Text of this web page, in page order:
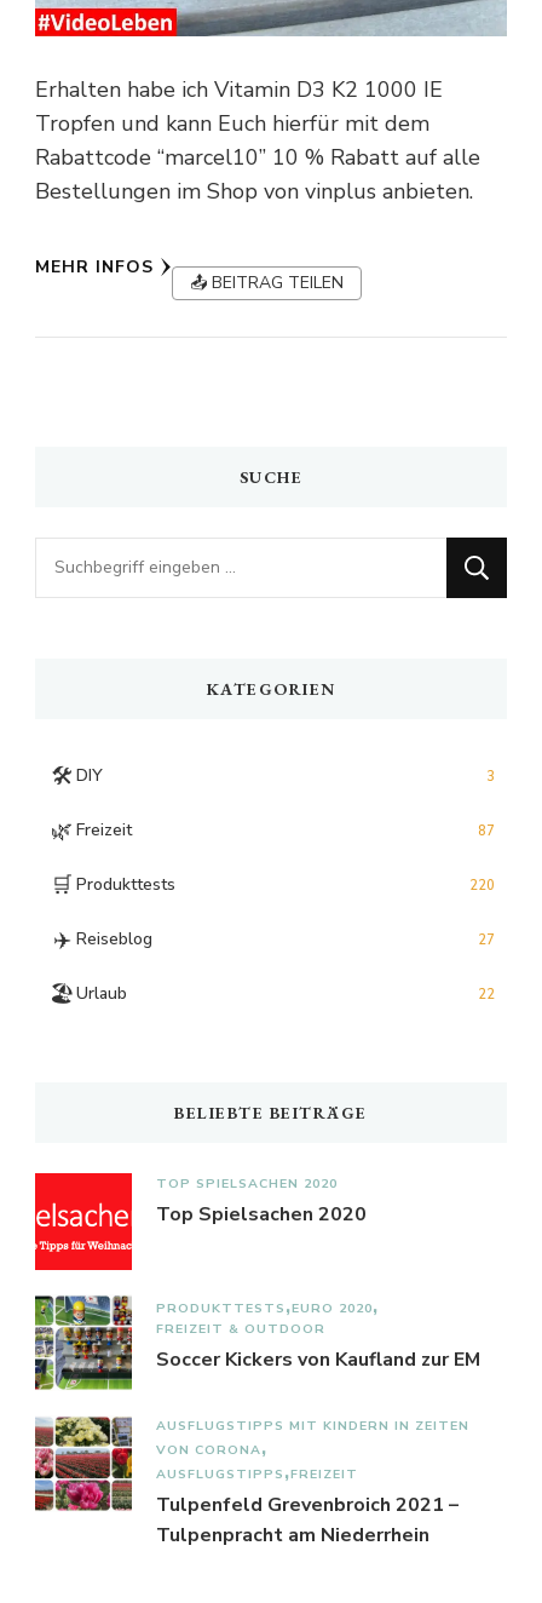
Erhalten habe ich Vitamin D3 K2 1000 IE
Tropfen und kann Euch hierfür mit dem
Rabattcode “marcel10” 10 % Rabatt auf alle
Bestellungen im Shop von vinplus anbieten.
MEHR INFOS
📤 BEITRAG TEILEN
SUCHE
Looking
for
KATEGORIEN
🛠️ DIY 3
🌿 Freizeit 87
🛒 Produkttests 220
✈️ Reiseblog 27
🏖️Urlaub 22
BELIEBTE BEITRÄGE
TOP SPIELSACHEN 2020
Top Spielsachen 2020
PRODUKTTESTS EURO 2020
FREIZEIT & OUTDOOR
Soccer Kickers von Kaufland zur EM
AUSFLUGSTIPPS MIT KINDERN IN ZEITEN
VON CORONA
AUSFLUGSTIPPS FREIZEIT
Tulpenfeld Grevenbroich 2021 –
Tulpenpracht am Niederrhein